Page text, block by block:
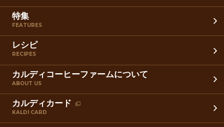
特集
FEATURES
レシピ
RECIPES
カルディコーヒーファームについて
ABOUT US
カルディカード
KALDI CARD